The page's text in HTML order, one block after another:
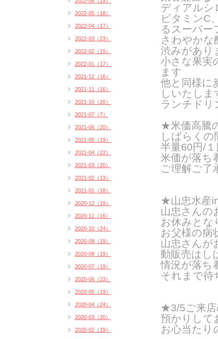
ディアルシ
ビタミンC
るスーパー
さわやかな
渋みがあり
小さな果実
ます
他と同様に
しいたしま
ランチドリ
★米価高騰
しばらくの
半量60円/
米価が落ち
ご理解ご了
★山忠水産
山忠さんの
お休みとな
お父様の病
山忠さんが
動販売はし
情況が落ち
それまで待
★3/5ご来店
預かりして
お心当たり
2022-05（18）
2022-04（17）
2022-03（23）
2022-02（15）
2022-01（17）
2021-12（16）
2021-11（16）
2021-10（20）
2021-07（7）
2021-06（20）
2021-05（19）
2021-04（22）
2021-03（20）
2021-02（13）
2021-01（18）
2020-12（19）
2020-11（16）
2020-10（24）
2020-09（19）
2020-08（19）
2020-07（19）
2020-06（23）
2020-05（19）
2020-04（24）
2020-03（20）
2020-02（19）